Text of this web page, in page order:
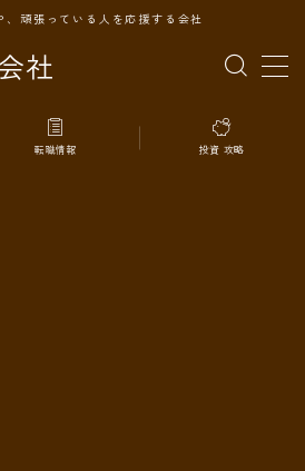
社
頑張っている人を応援する会社
転職情報 投資 攻略